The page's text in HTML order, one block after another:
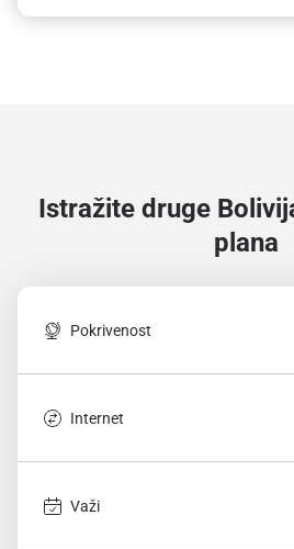
Istražite druge
plana
Pokrivenost
Internet
Važi